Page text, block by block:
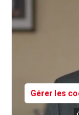
Gérer les